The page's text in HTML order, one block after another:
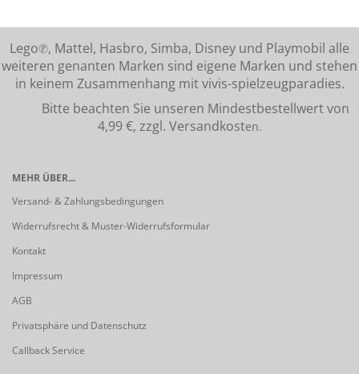
Lego℗, Mattel, Hasbro, Simba, Disney und Playmobil alle
weiteren genanten Marken sind eigene Marken und stehen
in keinem Zusammenhang mit vivis-spielzeugparadies.
Bitte beachten Sie unseren Mindestbestellwert von
4,99 €, zzgl. Versandkosten.
MEHR ÜBER...
Versand- & Zahlungsbedingungen
Widerrufsrecht & Muster-Widerrufsformular
Kontakt
Impressum
AGB
Privatsphäre und Datenschutz
Callback Service